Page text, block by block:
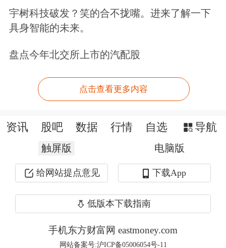
的波动或主要与风险偏好变化有关，市
险因素影响逐步钝化之后，国内上市公
支撑市场逐步上行的核心力量。
在具体配置方向上，中国银河证券策略
首席分析师杨超表示，科技成长仍是主
线，但短期交易拥挤度已高，市场可能
绩支撑的龙头将继续受益，建议关注中
宇树科技破发？笑的合不拢嘴。进来了解一下
具身智能的未来。
盘点今年北交所上市的汽配股
点击查看更多内容
资讯 股吧 数据 行情 自选 导航
触屏版 电脑版
给网站提点意见 下载App
低版本下载指南
手机东方财富网 eastmoney.com
网站备案号:沪ICP备05006054号-11